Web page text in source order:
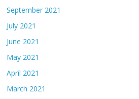
September 2021
July 2021
June 2021
May 2021
April 2021
March 2021